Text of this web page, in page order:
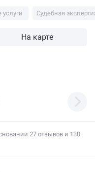
Судебная
На карте
27 отзывов и 130